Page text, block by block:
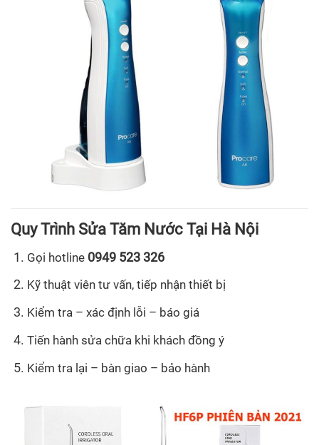
Quy Trình Sửa Tăm Nước Tại Hà Nội
Gọi hotline 0949 523 326
Kỹ thuật viên tư vấn, tiếp nhận thiết bị
Kiểm tra – xác định lỗi – báo giá
Tiến hành sửa chữa khi khách đồng ý
Kiểm tra lại – bàn giao – bảo hành